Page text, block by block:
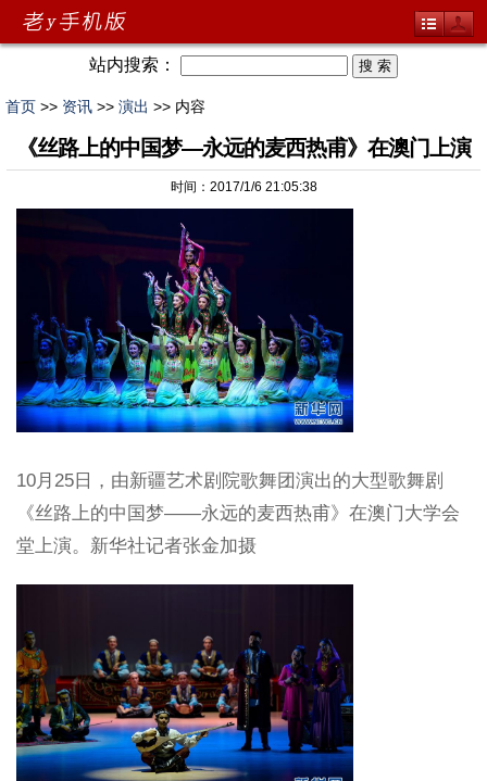
站内搜索：
首页 >> 资讯 >> 演出 >> 内容
《丝路上的中国梦—永远的麦西热甫》在澳门上演
时间：2017/1/6 21:05:38
10月25日，由新疆艺术剧院歌舞团演出的大型歌舞剧
《丝路上的中国梦——永远的麦西热甫》在澳门大学会
堂上演。新华社记者张金加摄